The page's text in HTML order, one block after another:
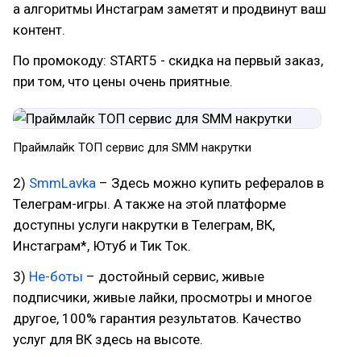
а алгоритмы Инстаграм заметят и продвинут ваш
контент.
По промокоду: START5 - скидка на первый заказ,
при том, что цены очень приятные.
Праймлайк ТОП сервис для SMM накрутки
2) SmmLavka – Здесь можно купить рефералов в
Телеграм-игры. А также на этой платформе
доступны услуги накрутки в Телеграм, ВК,
Инстаграм*, Ютуб и Тик Ток.
3) Не-боты – достойный сервис, живые
подписчики, живые лайки, просмотры и многое
другое, 100% гарантия результатов. Качество
услуг для ВК здесь на высоте.